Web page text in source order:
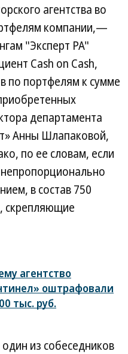
агентства во
компании,—
"Эксперт РА"
Cash on Cash,
по портфелям к сумме
департамента
Анны Шлапаковой,
по ее словам, если
в состав 750
скрепляющие
агентство
оштрафовали
тыс. руб.
из собеседников